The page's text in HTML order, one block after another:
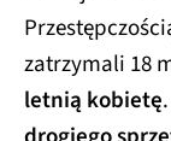
zatrzymali 18
letnią kobietę
drogiego